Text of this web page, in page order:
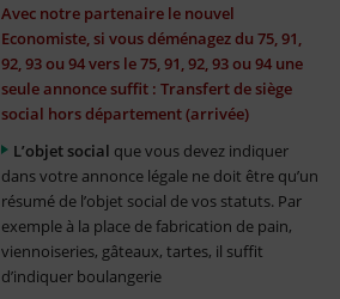
Avec notre partenaire le nouvel
Economiste, si vous déménagez du 75, 91,
92, 93 ou 94 vers le 75, 91, 92, 93 ou 94 une
seule annonce suffit : Transfert de siège
social hors département (arrivée)
L’objet social que vous devez indiquer
dans votre annonce légale ne doit être qu’un
résumé de l’objet social de vos statuts. Par
exemple à la place de fabrication de pain,
viennoiseries, gâteaux, tartes, il suffit
d’indiquer boulangerie